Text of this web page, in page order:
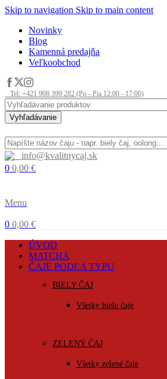
Skip to navigation Skip to main content
Novinky
Blog
Kamenná predajňa
Veľkoobchod
Tel: +421 908 399 282 (Po - Pia 12:00 - 17:00)
Vyhľadávanie
info@kvalitnycaj.sk
0 0,00 €
Menu
0 0,00 €
ÚVOD
MATCHA
ČAJE PODĽA TYPU
BIELY ČAJ
Všetky biele čaje
ZELENÝ ČAJ
Všetky zelené čaje